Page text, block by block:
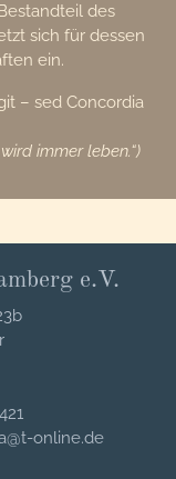
des
sich für dessen
ein.
– sed Concordia
immer leben.“)
e.V.
online.de